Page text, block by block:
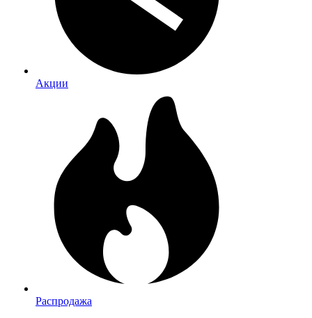
Акции
Распродажа